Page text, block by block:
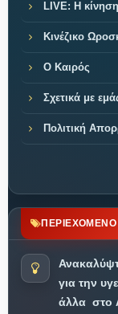
LIVE: Η
Κινέζικο
Ο Καιρός
Σχετικά με
Πολιτική
ΠΕΡΙΕΧΟΜΕΝΟ
για την
άλλα στο